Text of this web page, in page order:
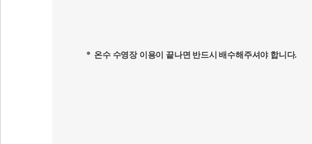
* 온수 수영장 이용이 끝나면 반드시 배수해주셔야 합니다.